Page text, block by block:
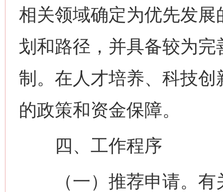
相关领域确定为优先发
划和路径，并具备较为
制。在人才培养、科技
的政策和资金保障。
四、工作程序
（一）推荐申请。有